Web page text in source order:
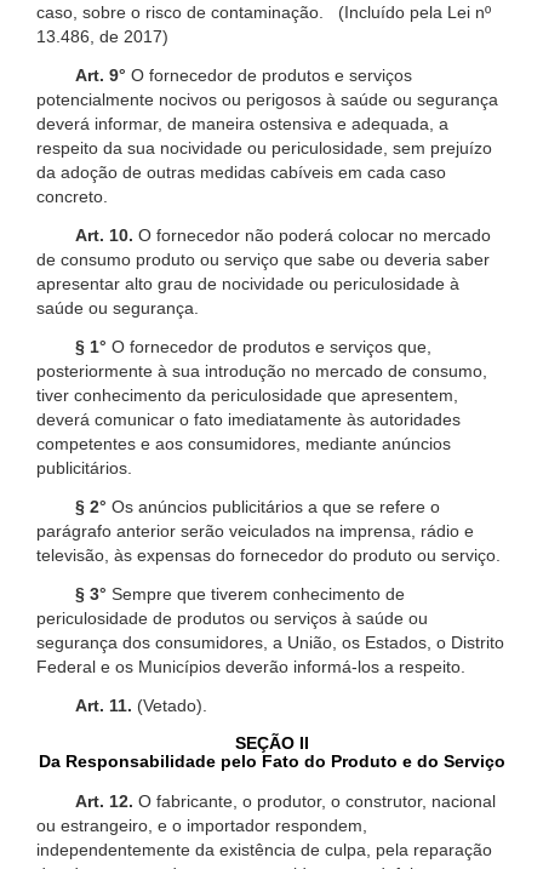
caso, sobre o risco de contaminação. (Incluído pela Lei nº
13.486, de 2017)
Art. 9° O fornecedor de produtos e serviços
potencialmente nocivos ou perigosos à saúde ou segurança
deverá informar, de maneira ostensiva e adequada, a
respeito da sua nocividade ou periculosidade, sem prejuízo
da adoção de outras medidas cabíveis em cada caso
concreto.
Art. 10. O fornecedor não poderá colocar no mercado
de consumo produto ou serviço que sabe ou deveria saber
apresentar alto grau de nocividade ou periculosidade à
saúde ou segurança.
§ 1° O fornecedor de produtos e serviços que,
posteriormente à sua introdução no mercado de consumo,
tiver conhecimento da periculosidade que apresentem,
deverá comunicar o fato imediatamente às autoridades
competentes e aos consumidores, mediante anúncios
publicitários.
§ 2° Os anúncios publicitários a que se refere o
parágrafo anterior serão veiculados na imprensa, rádio e
televisão, às expensas do fornecedor do produto ou serviço.
§ 3° Sempre que tiverem conhecimento de
periculosidade de produtos ou serviços à saúde ou
segurança dos consumidores, a União, os Estados, o Distrito
Federal e os Municípios deverão informá-los a respeito.
Art. 11. (Vetado).
SEÇÃO II
Da Responsabilidade pelo Fato do Produto e do Serviço
Art. 12. O fabricante, o produtor, o construtor, nacional
ou estrangeiro, e o importador respondem,
independentemente da existência de culpa, pela reparação